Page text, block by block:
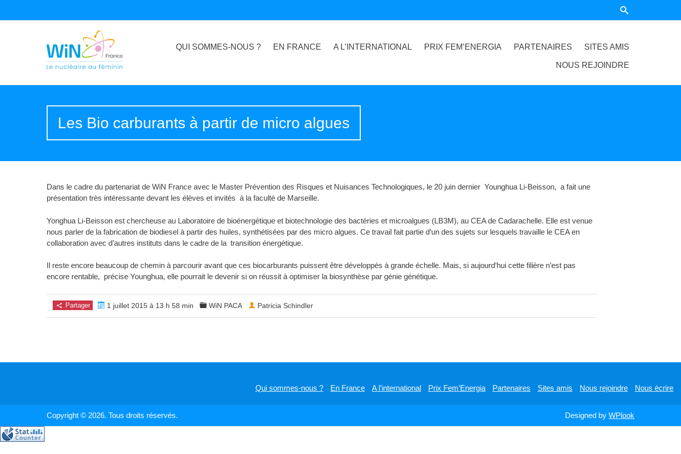
QUI SOMMES-NOUS ? EN FRANCE A L’INTERNATIONAL PRIX FEM’ENERGIA PARTENAIRES SITES AMIS
NOUS REJOINDRE
Les Bio carburants à partir de micro algues
Dans le cadre du partenariat de WiN France avec le Master Prévention des Risques et Nuisances Technologiques, le 20 juin dernier Younghua Li-Beisson, a fait une
présentation très intéressante devant les élèves et invités à la faculté de Marseille.
Yonghua Li-Beisson est chercheuse au Laboratoire de bioénergétique et biotechnologie des bactéries et microalgues (LB3M), au CEA de Cadarachelle. Elle est venue
nous parler de la fabrication de biodiesel à partir des huiles, synthétisées par des micro algues. Ce travail fait partie d’un des sujets sur lesquels travaille le CEA en
collaboration avec d’autres instituts dans le cadre de la transition énergétique.
Il reste encore beaucoup de chemin à parcourir avant que ces biocarburants puissent être développés à grande échelle. Mais, si aujourd’hui cette filière n’est pas
encore rentable, précise Younghua, elle pourrait le devenir si on réussit à optimiser la biosynthèse par génie génétique.
Partager 1 juillet 2015 à 13 h 58 min WiN PACA Patricia Schindler
Qui sommes-nous ? En France A l’international Prix Fem’Energia Partenaires Sites amis Nous rejoindre Nous écrire
Copyright © 2026. Tous droits réservés. Designed byWPlook